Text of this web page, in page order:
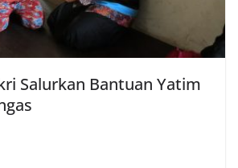
Salurkan Bantuan Yatim